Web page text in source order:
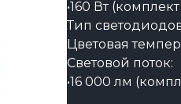
•160 Вт
Тип
Цветовая
Световой поток:
•16 000 лм